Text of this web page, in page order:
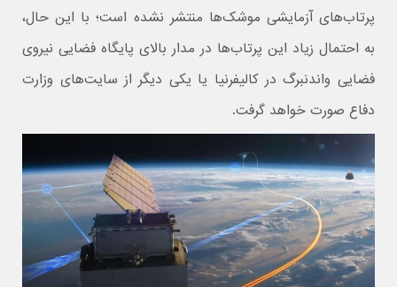
پرتاب‌های آزمایشی موشک‌ها منتشر نشده است؛ با این حال،
به احتمال زیاد این پرتاب‌ها در مدار بالای پایگاه فضایی نیروی
فضایی واندنبرگ در کالیفرنیا یا یکی دیگر از سایت‌های وزارت
دفاع صورت خواهد گرفت.